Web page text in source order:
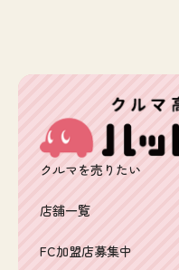
クルマを売りたい
店舗一覧
FC加盟店募集中